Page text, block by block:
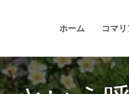
ホーム コマ